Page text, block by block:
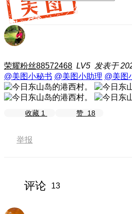
荣耀粉丝88572468 LV5 发表于
@美图小秘书 @美图小助理 @美图
收藏 1 赞 18
举报
评论 13